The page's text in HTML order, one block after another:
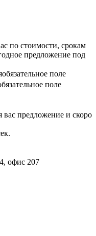
по стоимости, срокам
предложение под
обязательное поле
поле
предложение и скоро
офис 207